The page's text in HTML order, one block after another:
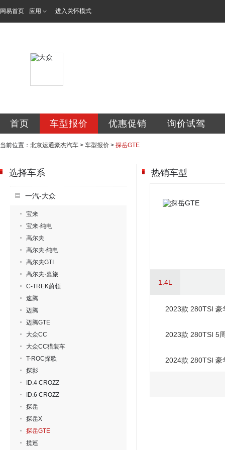
网易首页 应用 进入关怀模式
首页 车型报价 优惠促销 询价试驾
当前位置： 北京运通豪杰汽车 > 车型报价 > 探岳GTE
选择车系
一汽-大众
宝来
宝来·纯电
高尔夫
高尔夫·纯电
高尔夫GTI
高尔夫·嘉旅
C-TREK蔚领
速腾
迈腾
迈腾GTE
大众CC
大众CC猎装车
T-ROC探歌
探影
ID.4 CROZZ
ID.6 CROZZ
探岳
探岳X
探岳GTE
揽巡
热销车型
1.4L
2023款 280TSI 豪
2023款 280TSI 5
2024款 280TSI 豪